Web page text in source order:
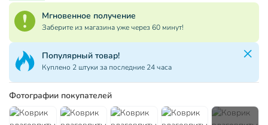
Мгновенное получение
Заберите из магазина уже через 60 минут!
Популярный товар!
Куплено 2 штуки за последние 24 часа
Фотографии покупателей